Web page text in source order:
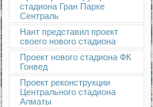
стадиона Гран Парке
Сентраль
Нант представил проект
своего нового стадиона
Проект нового стадиона ФК
Гонвед
Проект реконструкции
Центрального стадиона
Алматы